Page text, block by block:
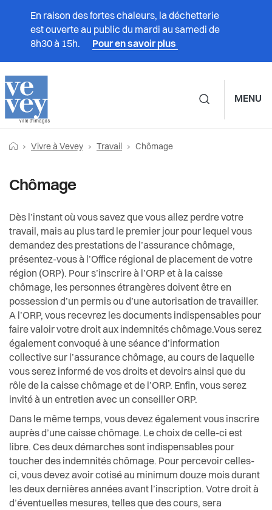
En raison des fortes chaleurs, la déchetterie
est ouverte au public du mardi au samedi de
8h30 à 15h.
Pour en savoir plus
MENU
Prestations
Vivre à Vevey
Vivre à Vevey
Associations
Culture
Durabilité et énergie
Economie et tourisme
Enfance et écoles
Espaces urbains
Histoire
Intégration
Jeunesse
Logement
Travail
Formation
Trouver un emploi
Droit du travail
Chômage
Offres d'emploi à la Ville de Vevey
Syndicats
Administration
Vie politique
Actualités
Pilier public
Règlements
FilRetourner vers la page d'accueil
Vivre à Vevey Travail Page actuelle:
Chômage
Chômage
Dès l’instant où vous savez que vous allez perdre votre
travail, mais au plus tard le premier jour pour lequel vous
demandez des prestations de l’assurance chômage,
présentez-vous à l’Office régional de placement de votre
région (ORP). Pour s’inscrire à l’ORP et à la caisse
chômage, les personnes étrangères doivent être en
possession d’un permis ou d’une autorisation de travailler.
A l’ORP, vous recevrez les documents indispensables pour
faire valoir votre droit aux indemnités chômage.Vous serez
également convoqué à une séance d’information
collective sur l’assurance chômage, au cours de laquelle
vous serez informé de vos droits et devoirs ainsi que du
rôle de la caisse chômage et de l’ORP. Enfin, vous serez
invité à un entretien avec un conseiller ORP.
Dans le même temps, vous devez également vous inscrire
auprès d’une caisse chômage. Le choix de celle-ci est
libre. Ces deux démarches sont indispensables pour
toucher des indemnités chômage. Pour percevoir celles-
ci, vous devez avoir cotisé au minimum douze mois durant
les deux dernières années avant l’inscription. Votre droit à
d’éventuelles mesures, telles que des cours, sera